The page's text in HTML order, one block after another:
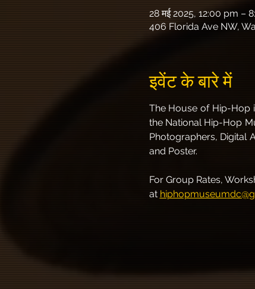
28 मई 2025, 12:00 pm –
406 Florida Ave NW,
इवेंट के बारे में
The House of Hip-Hop
the National Hip-Hop
Photographers, Digital
and Poster.
For Group Rates,
at